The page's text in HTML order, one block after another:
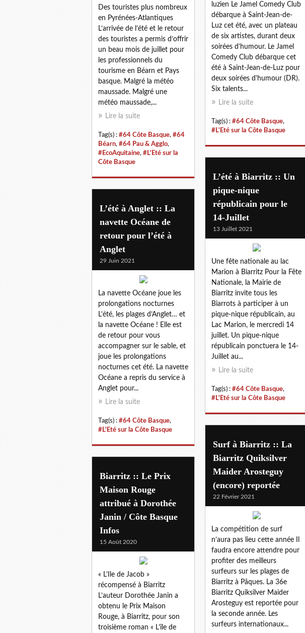
Des touristes plus nombreux
en Pyrénées-Atlantiques
L’arrivée de l’été et le retour
des touristes a permis d’offrir
un beau mois de juillet pour
les professionnels du
tourisme en Béarn et Pays
basque. Malgré la météo
maussade. Malgré une
météo maussade,...
Lire la suite
Tag(s) : #64 Côte Basque, #64
Béarn, #64 Pau & Agglo,
#EcoAquitaine, #L'Eté sur la
Côte Basque
luzien Le Jamel Comedy Club
débarque à Saint-Jean-de-
Luz cet été, avec un plateau
de six artistes, durant deux
soirées d’humour. Le Jamel
Comedy Club débarque cet
été à Saint-Jean-de-Luz pour
deux soirées d'humour (DR).
Six talents...
Lire la suite
Tag(s) : #64 Côte Basque,
#L'Eté sur la Côte Basque
L’été à Biarritz :: Un
pique-nique
républicain pour le
14-Juillet
13 Juillet 2021
Une fête nationale au lac
Marion à Biarritz Pour la Fête
Nationale, la Mairie de
Biarritz invite tous les
Biarrots à participer à un
pique-nique républicain, au
Lac Marion, le mercredi 14
juillet. Un pique-nique
républicain ponctuera le 14-
Juillet au...
Lire la suite
Tag(s) : #64 Côte Basque,
#L'Eté sur la Côte Basque
L’été à Anglet :: La
navette Océane de
retour pour l’été à
Anglet
29 Juin 2021
La navette Océane joue les
prolongations nocturnes
L’été, les plages d’Anglet… et
la navette Océane ! Elle est
de retour pour vous
accompagner sur le sable, et
joue les prolongations
nocturnes cet été. La navette
Océane a repris du service à
Anglet pour...
Lire la suite
Tag(s) : #64 Côte Basque,
#L'Eté sur la Côte Basque
Surf à Biarritz :: La
Biarritz Quiksilver
Maider Arosteguy
(encore) reportée
22 Février 2021
La compétition de surf
n’aura pas lieu cette année Il
faudra encore attendre pour
profiter des meilleurs
surfeurs sur les plages de
Biarritz à Pâques. La 36e
Biarritz Quiksilver Maider
Arosteguy est reportée pour
la seconde année. Les
surfeurs internationaux...
Biarritz :: Le Prix
Maison Rouge
attribué à Dorothée
Janin / Côte Basque
Infos
15 Août 2020
« L’Ile de Jacob »
récompensé à Biarritz
L’auteur Dorothée Janin a
obtenu le Prix Maison
Rouge, à Biarritz, pour son
troisième roman « L’île de